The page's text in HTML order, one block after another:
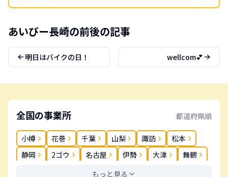
あいびー長崎の前後の記事
明日はバイクの日！ wellcom💕
全国の事業所 都道府県順
小樽 花巻 千葉 山梨 諏訪
松本
静岡
2ゴウ 名古屋 伊勢 大津
舞鶴
松茂 高松
もっと見る